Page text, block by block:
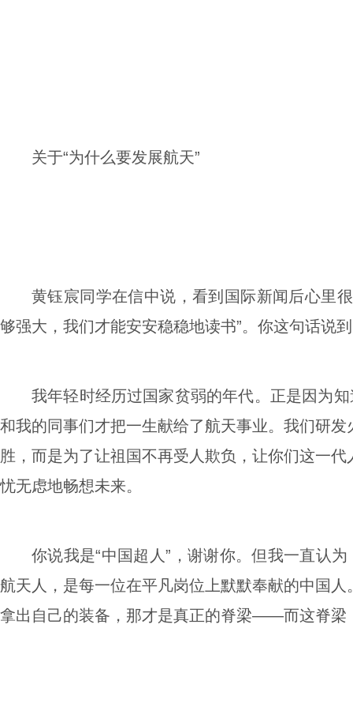
关于“为什么要发展航天”
黄钰宸同学在信中说，看到国际新闻后心里
够强大，我们才能安安稳稳地读书”。你这句话说
我年轻时经历过国家贫弱的年代。正是因为
和我的同事们才把一生献给了航天事业。我们研
胜，而是为了让祖国不再受人欺负，让你们这一
忧无虑地畅想未来。
你说我是“中国超人”，谢谢你。但我一直认
航天人，是每一位在平凡岗位上默默奉献的中国
拿出自己的装备，那才是真正的脊梁——而这脊梁